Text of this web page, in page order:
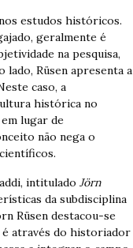
estudos históricos.
geralmente é
na pesquisa,
lado, Rüsen apresenta a
caso, a
histórica no
lugar de
não nega o
intitulado Jörn
da subdisciplina
Rüsen destacou-se
é através do historiador